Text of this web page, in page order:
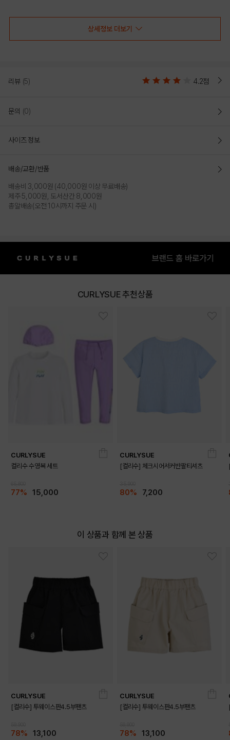
상세정보 더보기
리뷰 (5) 4.2점
문의 (0)
사이즈 정보
배송/교환/반품
배송비 3,000원 (40,000원 이상 무료배송)
제주 5,000원, 도서산간 8,000원
총알배송(오전 10시까지 주문 시)
CURLYSUE 추천상품
CURLYSUE
컬리수 수영복 세트
77% 15,000
CURLYSUE
[컬리수] 체크시어서커반팔티셔츠
80% 7,200
이 상품과 함께 본 상품
CURLYSUE
[컬리수] 투웨이스판4.5부팬츠
78% 13,100
CURLYSUE
[컬리수] 투웨이스판4.5부팬츠
78% 13,100